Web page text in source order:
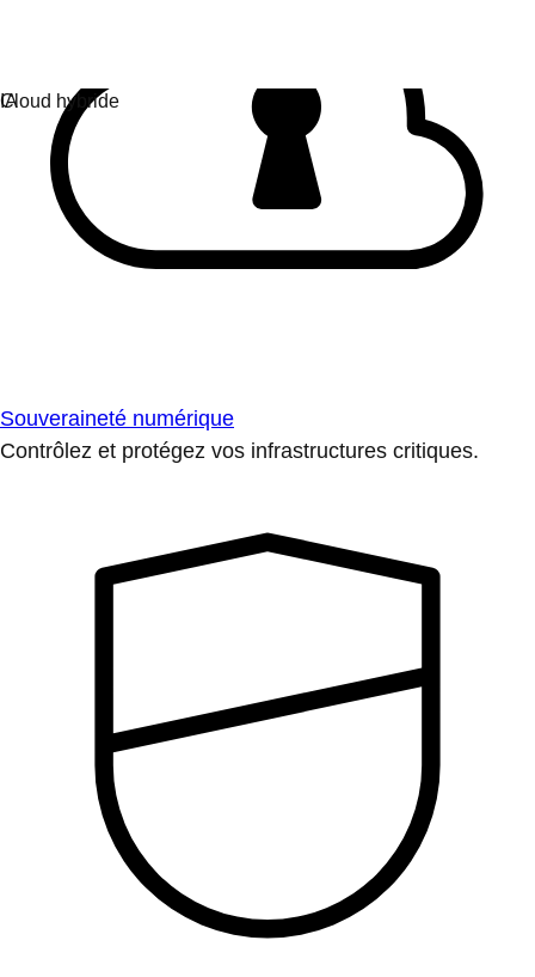
Souveraineté numérique
Contrôlez et protégez vos infrastructures critiques.